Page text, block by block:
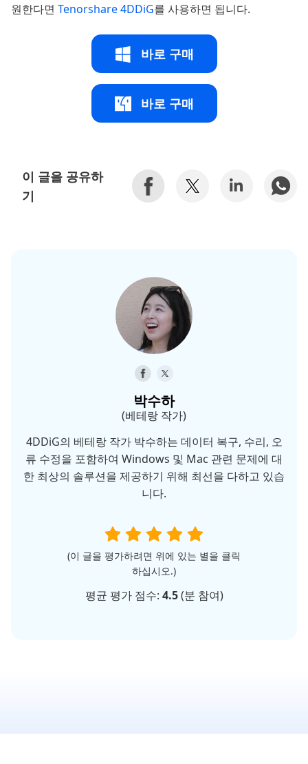
원한다면 Tenorshare 4DDiG를 사용하면 됩니다.
바로 구매
바로 구매
이 글을 공유하
기
박수하
(베테랑 작가)
4DDiG의 베테랑 작가 박수하는 데이터 복구, 수리, 오
류 수정을 포함하여 Windows 및 Mac 관련 문제에 대
한 최상의 솔루션을 제공하기 위해 최선을 다하고 있습
니다.
(이 글을 평가하려면 위에 있는 별을 클릭
하십시오.)
평균 평가 점수: 4.5(분 참여)